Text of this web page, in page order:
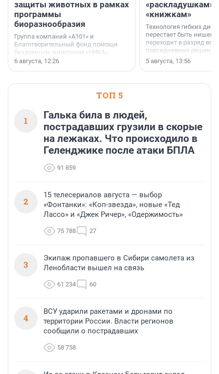
защиты животных в рамках
программы
биоразнообразия
Группа компаний «А101» и
Благотворительный фонд помощи
бездомным животным «НИКА»
заключили соглашение о
6 августа, 12:26
«раскладушкам»
«книжкам»
Технология гибких
перестает быть
переходит в разряд
повседневных
5 августа, 13:56
ТОП 5
1
Галька била в людей,
пострадавших грузили в скорые
на лежаках. Что происходило в
Геленджике после атаки БПЛА
91 859
2
15 телесериалов августа — выбор
«Фонтанки»: «Коп-звезда», новые «Тед
Лассо» и «Джек Ричер», «Одержимость»
75 788 27
3
Экипаж пропавшего в Сибири самолета из
Ленобласти вышел на связь
61 234 60
4
ВСУ ударили ракетами и дронами по
территории России. Власти регионов
сообщили о пострадавших
58 758